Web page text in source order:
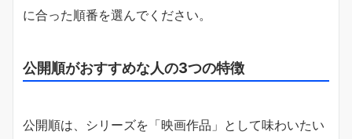
に合った順番を選んでください。
公開順がおすすめな人の3つの特徴
公開順は、シリーズを「映画作品」として味わいたい